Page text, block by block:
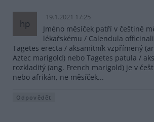
hp
19.1.2021 17:25
Jméno měsíček patří v češtině
lékařskému / Calendula
Tagetes erecta / aksamitník vzpřímený
Aztec marigold) nebo Tagetes patula /
rozkladitý (ang. French marigold) je v
nebo afrikán, ne měsíček...
Odpovědět